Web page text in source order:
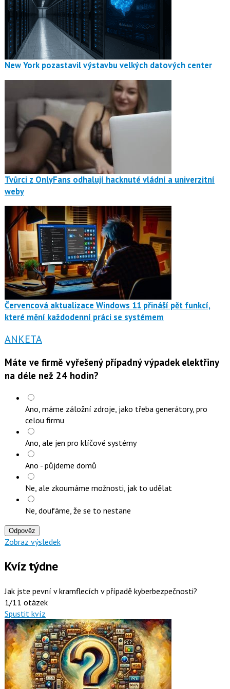
New York pozastavil výstavbu velkých datových center
Tvůrci z OnlyFans odhalují hacknuté vládní a univerzitní
weby
Červencová aktualizace Windows 11 přináší pět funkcí,
které mění každodenní práci se systémem
ANKETA
Máte ve firmě vyřešený případný výpadek elektřiny
na déle než 24 hodin?
Ano, máme záložní zdroje, jako třeba generátory, pro
celou firmu
Ano, ale jen pro klíčové systémy
Ano - půjdeme domů
Ne, ale zkoumáme možnosti, jak to udělat
Ne, doufáme, že se to nestane
Odpověz
Zobraz výsledek
Kvíz týdne
Jak jste pevní v kramflecích v případě kyberbezpečnosti?
1/11 otázek
Spustit kvíz